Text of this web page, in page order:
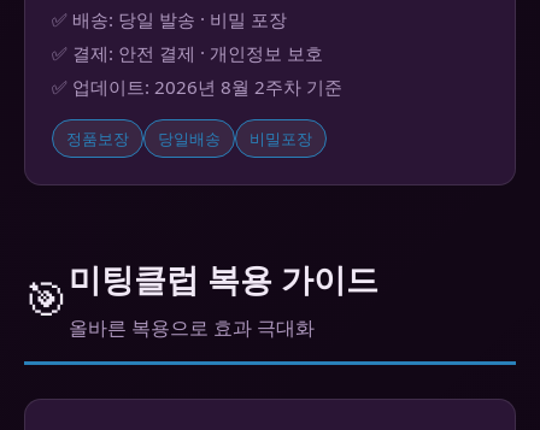
✅ 배송: 당일 발송 · 비밀 포장
✅ 결제: 안전 결제 · 개인정보 보호
✅ 업데이트: 2026년 8월 2주차 기준
정품보장 당일배송 비밀포장
🎯미팅클럽 복용 가이드
올바른 복용으로 효과 극대화